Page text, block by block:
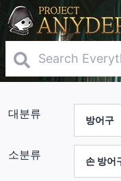
대분류
소분류